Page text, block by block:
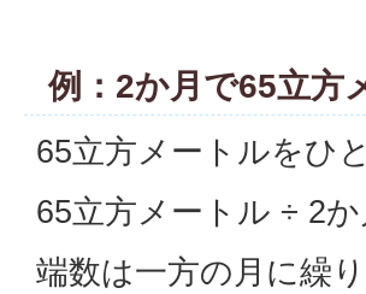
例：2か月で65立方
65立方メートルをひ
65立方メートル ÷ 2
端数は一方の月に繰り